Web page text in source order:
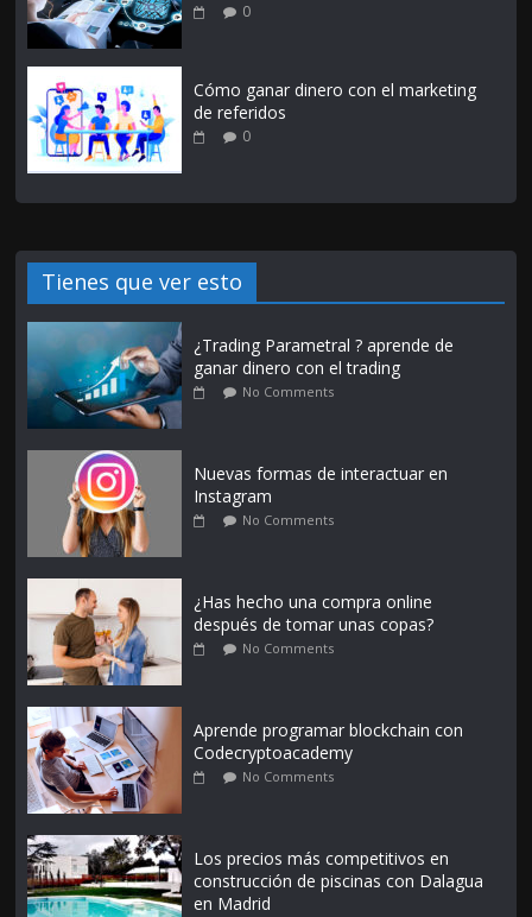
0
Cómo ganar dinero con el marketing
de referidos
0
Tienes que ver esto
¿Trading Parametral ? aprende de
ganar dinero con el trading
No Comments
Nuevas formas de interactuar en
Instagram
No Comments
¿Has hecho una compra online
después de tomar unas copas?
No Comments
Aprende programar blockchain con
Codecryptoacademy
No Comments
Los precios más competitivos en
construcción de piscinas con Dalagua
en Madrid